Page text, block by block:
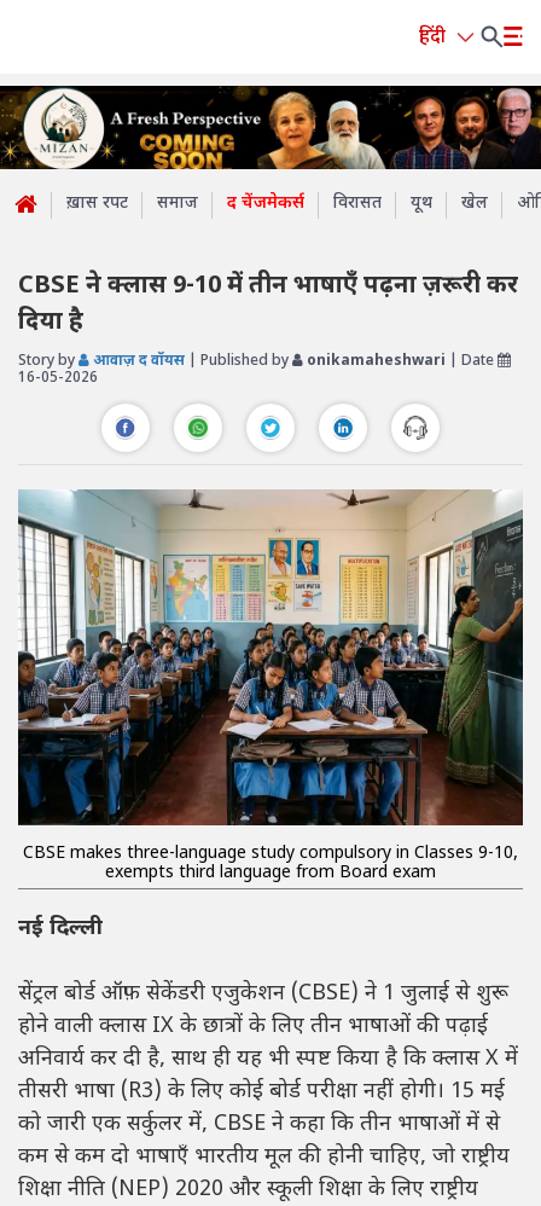
हिंदी
ख़ास रपट समाज द चेंजमेकर्स विरासत यूथ खेल
CBSE ने क्लास 9-10 में तीन भाषाएँ पढ़ना ज़रूरी कर
दिया है
Story by आवाज़ द वॉयस | Published by onikamaheshwari | Date
16-05-2026
CBSE makes three-language study compulsory in Classes 9-10,
exempts third language from Board exam
नई दिल्ली
सेंट्रल बोर्ड ऑफ़ सेकेंडरी एजुकेशन (CBSE) ने 1 जुलाई से शुरू
होने वाली क्लास IX के छात्रों के लिए तीन भाषाओं की पढ़ाई
अनिवार्य कर दी है, साथ ही यह भी स्पष्ट किया है कि क्लास X में
तीसरी भाषा (R3) के लिए कोई बोर्ड परीक्षा नहीं होगी। 15 मई
को जारी एक सर्कुलर में, CBSE ने कहा कि तीन भाषाओं में से
कम से कम दो भाषाएँ भारतीय मूल की होनी चाहिए, जो राष्ट्रीय
शिक्षा नीति (NEP) 2020 और स्कूली शिक्षा के लिए राष्ट्रीय